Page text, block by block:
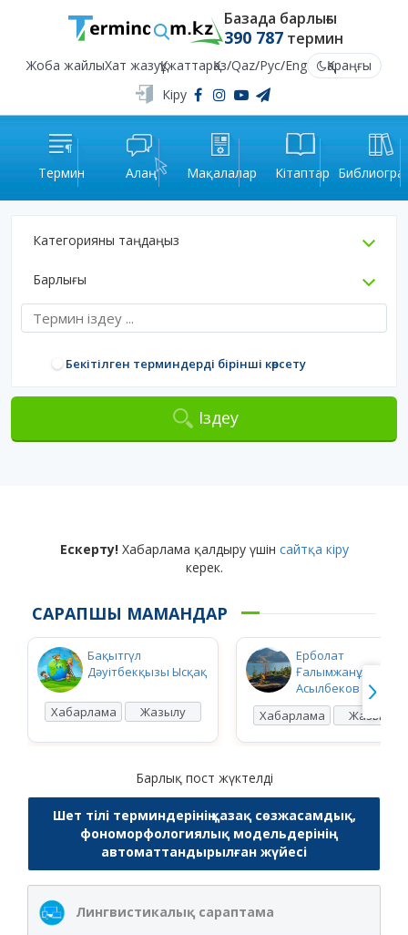
Базада барлығы
390 787термин
Жоба жайлыХат жазуҚұжаттарҚаз/Qaz/Рус/Eng
Қараңғы
Кіру
Термин Алаң Мақалалар Кітаптар
Категорияны таңдаңыз
Барлығы
Бекітілген терминдерді бірінші көрсету
Іздеу
Ескерту!Хабарлама қалдыру үшін сайтқа кіру
керек.
САРАПШЫ МАМАНДАР
Бақытгүл
Дәуітбекқызы Ысқақ
Хабарлама Жазылу
Ерболат
Ғалымжанұлы
Асылбеков
Хабарлама
Жазылу
Барлық пост жүктелді
Шет тілі терминдерінің қазақ сөзжасамдық,
фономорфологиялық модельдерінің
автоматтандырылған жүйесі
Лингвистикалық сараптама